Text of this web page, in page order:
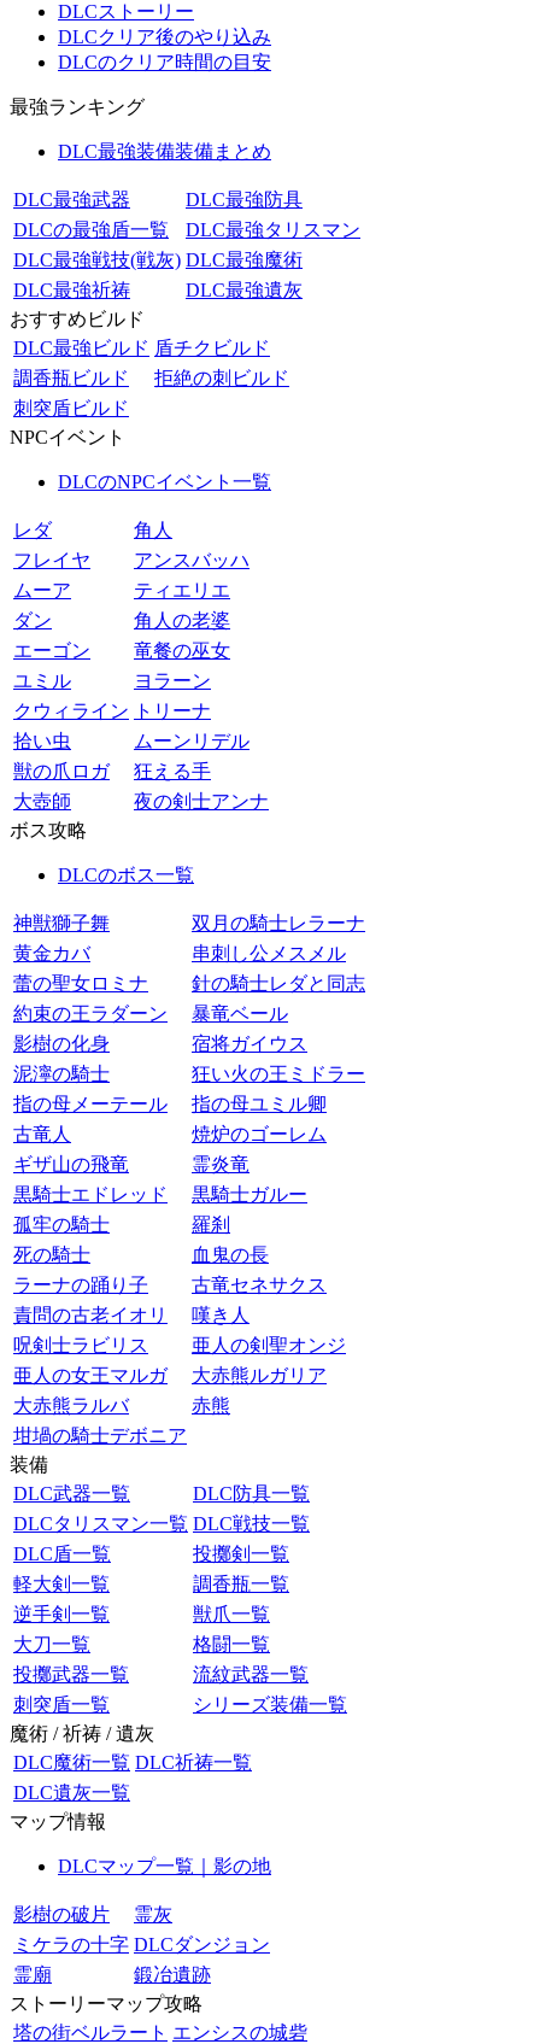
DLCストーリー
DLCクリア後のやり込み
DLCのクリア時間の目安
最強ランキング
DLC最強装備装備まとめ
DLC最強武器
DLC最強防具
DLCの最強盾一覧
DLC最強タリスマン
DLC最強戦技(戦灰) DLC最強魔術
DLC最強祈祷
DLC最強遺灰
おすすめビルド
DLC最強ビルド 盾チクビルド
調香瓶ビルド
拒絶の刺ビルド
刺突盾ビルド
NPCイベント
DLCのNPCイベント一覧
レダ
角人
フレイヤ
アンスバッハ
ムーア
ティエリエ
ダン
角人の老婆
エーゴン
竜餐の巫女
ユミル
ヨラーン
クウィライン
トリーナ
拾い虫
ムーンリデル
獣の爪ロガ
狂える手
大壺師
夜の剣士アンナ
ボス攻略
DLCのボス一覧
神獣獅子舞
双月の騎士レラーナ
黄金カバ
串刺し公メスメル
蕾の聖女ロミナ
針の騎士レダと同志
約束の王ラダーン
暴竜ベール
影樹の化身
宿将ガイウス
泥濘の騎士
狂い火の王ミドラー
指の母メーテール
指の母ユミル卿
古竜人
焼炉のゴーレム
ギザ山の飛竜
霊炎竜
黒騎士エドレッド
黒騎士ガルー
孤牢の騎士
羅刹
死の騎士
血鬼の長
ラーナの踊り子
古竜セネサクス
責問の古老イオリ
嘆き人
呪剣士ラビリス
亜人の剣聖オンジ
亜人の女王マルガ
大赤熊ルガリア
大赤熊ラルバ
赤熊
坩堝の騎士デボニア
装備
DLC武器一覧
DLC防具一覧
DLCタリスマン一覧 DLC戦技一覧
DLC盾一覧
投擲剣一覧
軽大剣一覧
調香瓶一覧
逆手剣一覧
獣爪一覧
大刀一覧
格闘一覧
投擲武器一覧
流紋武器一覧
刺突盾一覧
シリーズ装備一覧
魔術 / 祈祷 / 遺灰
DLC魔術一覧 DLC祈祷一覧
DLC遺灰一覧
マップ情報
DLCマップ一覧｜影の地
影樹の破片
霊灰
ミケラの十字 DLCダンジョン
霊廟
鍛冶遺跡
ストーリーマップ攻略
塔の街ベルラート エンシスの城砦